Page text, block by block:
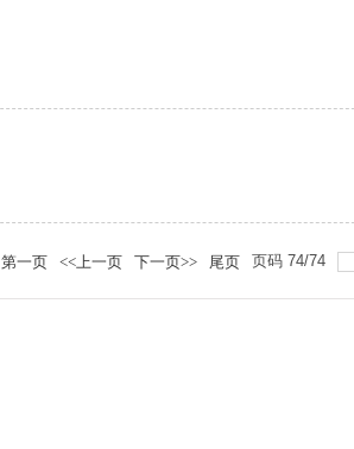
第一页 <<上一页 下一页>> 尾页 页码 74/74